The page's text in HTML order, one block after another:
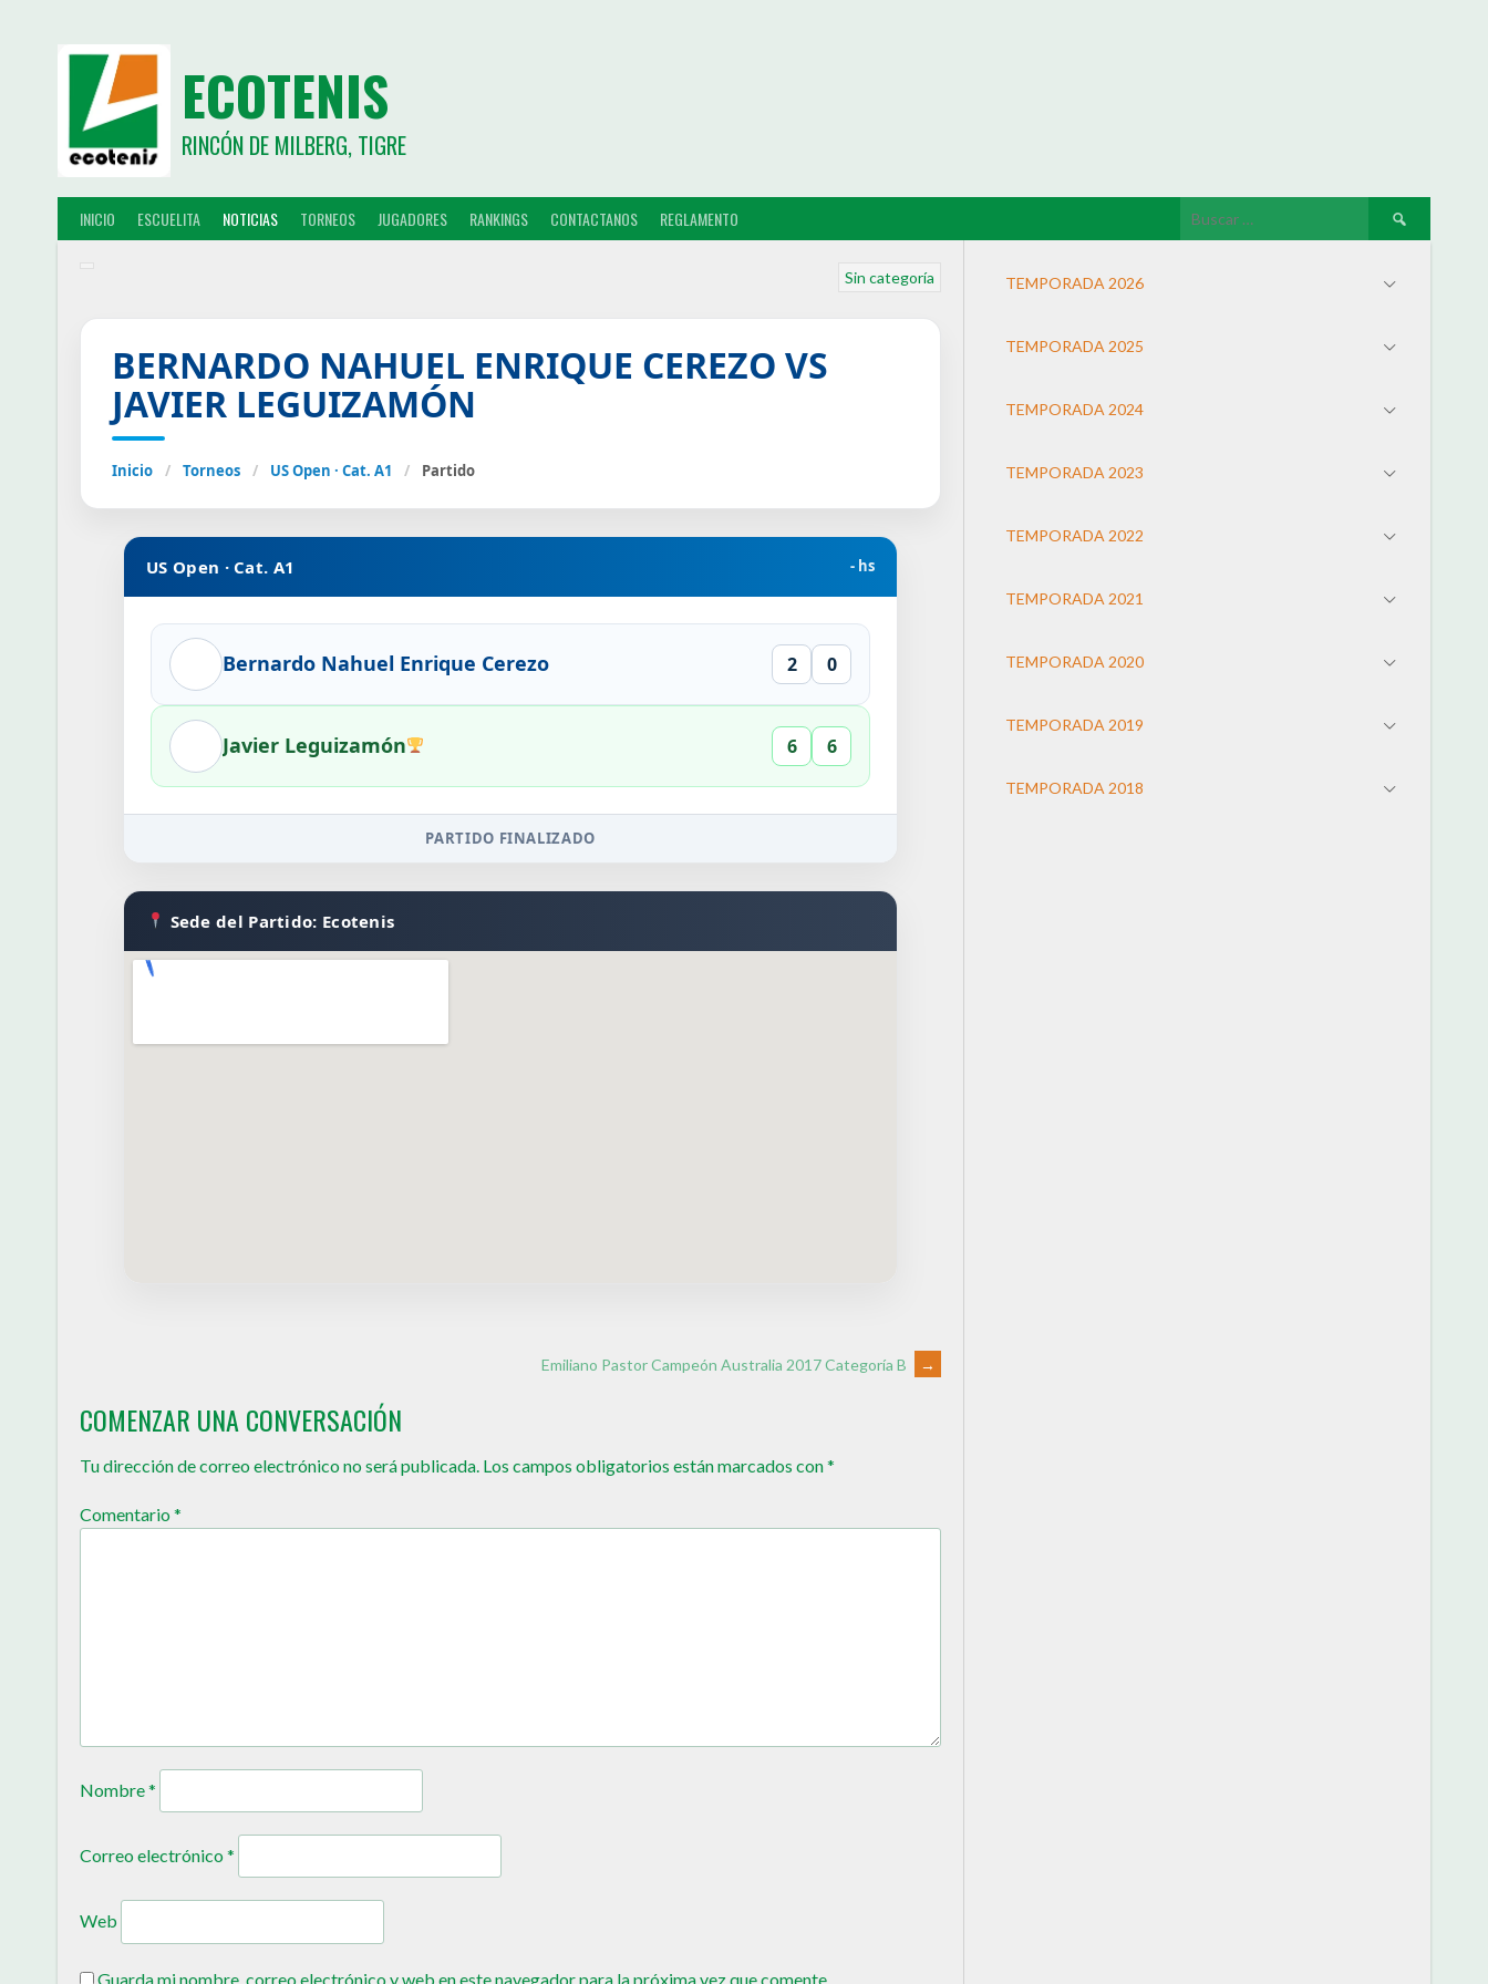
ECOTENIS
RINCÓN DE MILBERG, TIGRE
INICIO ESCUELITA NOTICIAS TORNEOS JUGADORES RANKINGS CONTACTANOS REGLAMENTO
Sin categoría
BERNARDO NAHUEL ENRIQUE CEREZO VS
JAVIER LEGUIZAMÓN
Inicio / Torneos / US Open · Cat. A1 / Partido
US Open · Cat. A1 - hs
Bernardo Nahuel Enrique Cerezo 2 0
Javier Leguizamón 6 6
PARTIDO FINALIZADO
Sede del Partido: Ecotenis
Emiliano Pastor Campeón Australia 2017 Categoría B →
COMENZAR UNA CONVERSACIÓN
Tu dirección de correo electrónico no será publicada. Los campos obligatorios están marcados con*
Comentario*
Nombre*
Correo electrónico*
Web
Guarda mi nombre, correo electrónico y web en este navegador para la próxima vez que comente.
TEMPORADA 2026
TEMPORADA 2025
TEMPORADA 2024
TEMPORADA 2023
TEMPORADA 2022
TEMPORADA 2021
TEMPORADA 2020
TEMPORADA 2019
TEMPORADA 2018